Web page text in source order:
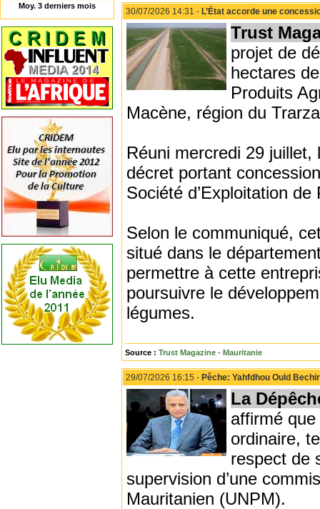
Moy. 3 derniers mois
30/07/2026 14:31 - L’État accorde une
Trust
projet de
hectares
Produits
Macène, région du
Réuni mercredi 29
décret portant
Société d’Exploitation
Selon le communiqué,
situé dans le
permettre à cette
poursuivre le
légumes.
Source : Trust Magazine - Mauritanie
29/07/2026 16:15 - Pêche: Yahfdhou Ould
La
affirmé
ordinaire,
respect de
supervision d’une
Mauritanien (UNPM).